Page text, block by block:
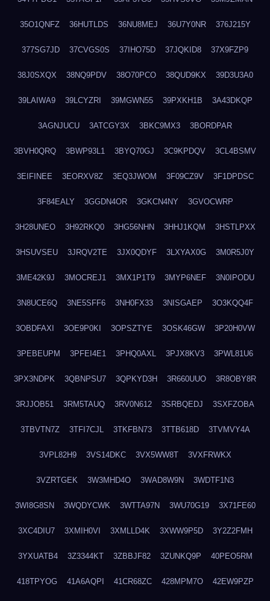
35O1QNFZ 36HUTLDS 36NU8MEJ 36U7Y0NR 376J215Y
377SG7JD 37CVGS0S 37IHO75D 37JQKID8 37X9FZP9
38J0SXQX 38NQ9PDV 38O70PCO 38QUD9KX 39D3U3A0
39LAIWA9 39LCYZRI 39MGWN55 39PXKH1B 3A43DKQP
3AGNJUCU 3ATCGY3X 3BKC9MX3 3BORDPAR
3BVH0QRQ 3BWP93L1 3BYQ70GJ 3C9KPDQV 3CL4BSMV
3EIFINEE 3EORXV8Z 3EQ3JWOM 3F09CZ9V 3F1DPDSC
3F84EALY 3GGDN4OR 3GKCN4NY 3GVOCWRP
3H28UNEO 3H92RKQ0 3HG56NHN 3HHJ1KQM 3HSTLPXX
3HSUVSEU 3JRQV2TE 3JX0QDYF 3LXYAX0G 3M0R5J0Y
3ME42K9J 3MOCREJ1 3MX1P1T9 3MYP6NEF 3N0IPODU
3N8UCE6Q 3NE5SFF6 3NH0FX33 3NISGAEP 3O3KQQ4F
3OBDFAXI 3OE9P0KI 3OPSZTYE 3OSK46GW 3P20H0VW
3PEBEUPM 3PFEI4E1 3PHQ0AXL 3PJX8KV3 3PWL81U6
3PX3NDPK 3QBNPSU7 3QPKYD3H 3R660UUO 3R8OBY8R
3RJJOB51 3RM5TAUQ 3RV0N612 3SRBQEDJ 3SXFZOBA
3TBVTN7Z 3TFI7CJL 3TKFBN73 3TTB618D 3TVMVY4A
3VPL82H9 3VS14DKC 3VX5WW8T 3VXFRWKX
3VZRTGEK 3W3MHD4O 3WAD8W9N 3WDTF1N3
3WI8G8SN 3WQDYCWK 3WTTA97N 3WU70G19 3X71FE60
3XC4DIU7 3XMIH0VI 3XMLLD4K 3XWW9P5D 3Y2Z2FMH
3YXUATB4 3Z3344KT 3ZBBJF82 3ZUNKQ9P 40PEO5RM
418TPYOG 41A6AQPI 41CR68ZC 428MPM7O 42EW9PZP